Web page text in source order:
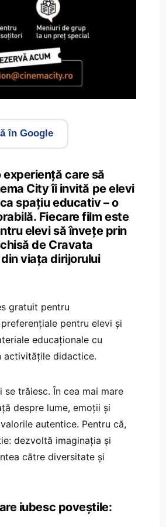
în Google
care să
City îi invită pe elevi
spațiu educativ – o
Fiecare film este
elevi să învețe prin
de Cravata
viața dirijorului
gratuit pentru
pentru elevi și
educaționale cu
activitățile didactice.
trăiesc. În cea mai mare
despre lume, emoții și
autentice. Pentru că,
dezvoltă imaginația și
către diversitate și
iubesc poveștile: